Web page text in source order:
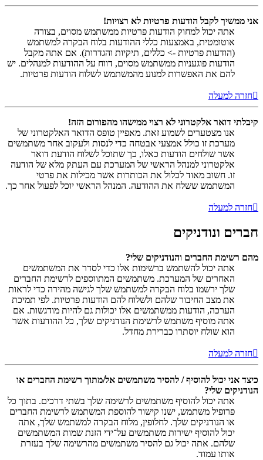
אני ממשיך לקבל הודעות פרטיות לא רצויות!
אתה יכול למחוק הודעות פרטיות ממשתמש מסוים, בצורה
אוטומטית, באמצעות כללי ההודעות בלוח הבקרה למשתמש
(הודעות פרטיות -> כללים, תיקיות והגדרות). אם אתה מקבל
הודעות פוגעניות ממשתמש מסוים, דווח על ההודעות למנהלים. יש
להם את האפשרות למנוע מהמשתמש לשלוח הודעות פרטיות.
חזרה למעלה
קיבלתי דואר אלקטרוני לא רצוי ממישהו מהפורום הזה!
אנו מצטערים לשמוע זאת. מאפיין טופס הדואר האלקטרוני של
מערכת זו כולל אמצעי אבטחה כדי לנסות ולעקוב אחר משתמשים
אשר שולחים הודעות כאלו, כך שתוכל לשלוח הודעת דואר
אלקטרוני למנהל הראשי של המערכת עם העתק מלא של הודעה
זו. חשוב מאוד לכלול את הכותרות אשר מכילות את פרטי
המשתמש ששלח את ההודעה. המנהל הראשי יוכל לפעול אחר כך.
חזרה למעלה
חברים ונודניקים
מהם רשימת החברים והנודניקים שלי?
אתה יכול להשתמש ברשימות אלו כדי לסדר את המשתמשים
האחרים של המערכת. משתמשים המתווספים לרשימת החברים
שלך ירשמו בלוח הבקרה למשתמש שלך לגישה מהירה כדי לראות
את מצב החיבור שלהם ולשלוח להם הודעות פרטיות. לפי תמיכת
הערכה, הודעות ממשתמשים אלו יכולות גם להיות מודגשות. אם
אתה מוסיף משתמש לרשימת הנודניקים שלך, כל ההודעות אשר
הוא שולח יוסתרו כברירת מחדל.
חזרה למעלה
כיצד אני יכול להוסיף / להסיר משתמשים אל/מתוך רשימת החברים או
הנודניקים שלי?
אתה יכול להוסיף משתמשים לרשימה שלך בשתי דרכים. בתוך כל
פרופיל משתמש, ישנו קישור להוספת המשתמש לרשימת החברים
או הנודניקים שלך. לחלופין, מלוח הבקרה למשתמש שלך, אתה
יכול להוסיף ישירות משתמשים על־ידי הזנת שמות המשתמשים
שלהם. אתה יכול גם להסיר משתמשים מהרשימה שלך בעזרת
אותו עמוד.